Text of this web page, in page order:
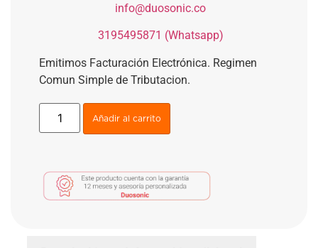
info@duosonic.co
3195495871 (Whatsapp)
Emitimos Facturación Electrónica. Regimen
Comun Simple de Tributacion.
Añadir al carrito